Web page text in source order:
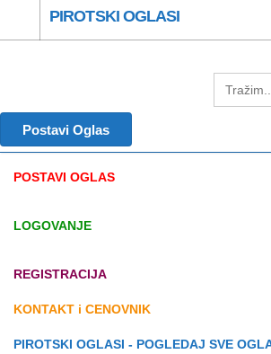
PIROTSKI OGLASI
Postavi Oglas
POSTAVI OGLAS
LOGOVANJE
REGISTRACIJA
KONTAKT i CENOVNIK
PIROTSKI OGLASI - POGLEDAJ SVE